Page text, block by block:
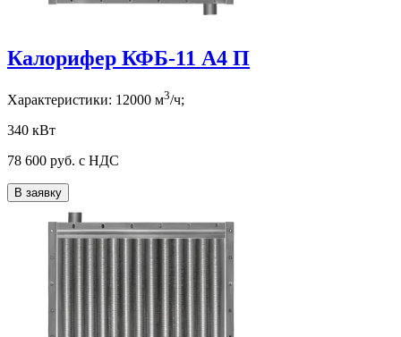
Калорифер КФБ-11 А4 П
Характеристики: 12000 м3/ч;
340 кВт
78 600 руб. с НДС
В заявку